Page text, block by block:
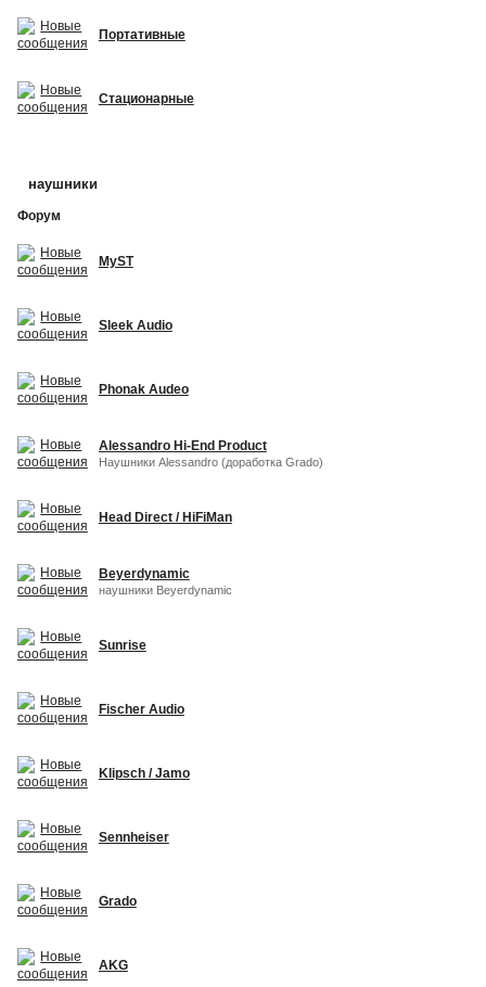
Портативные
Стационарные
наушники
Форум
MyST
Sleek Audio
Phonak Audeo
Alessandro Hi-End Product
Наушники Alessandro (доработка Grado)
Head Direct / HiFiMan
Beyerdynamic
наушники Beyerdynamic
Sunrise
Fischer Audio
Klipsch / Jamo
Sennheiser
Grado
AKG